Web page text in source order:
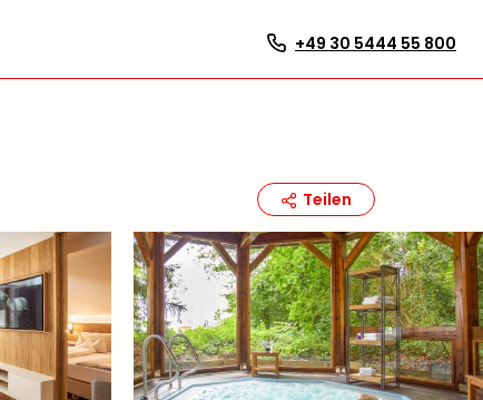
+49 30 5444 55 800
Teilen